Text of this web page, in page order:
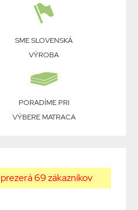
SME SLOVENSKÁ
VÝROBA
PORADÍME PRI
VÝBERE MATRACA
69 zákazníkov